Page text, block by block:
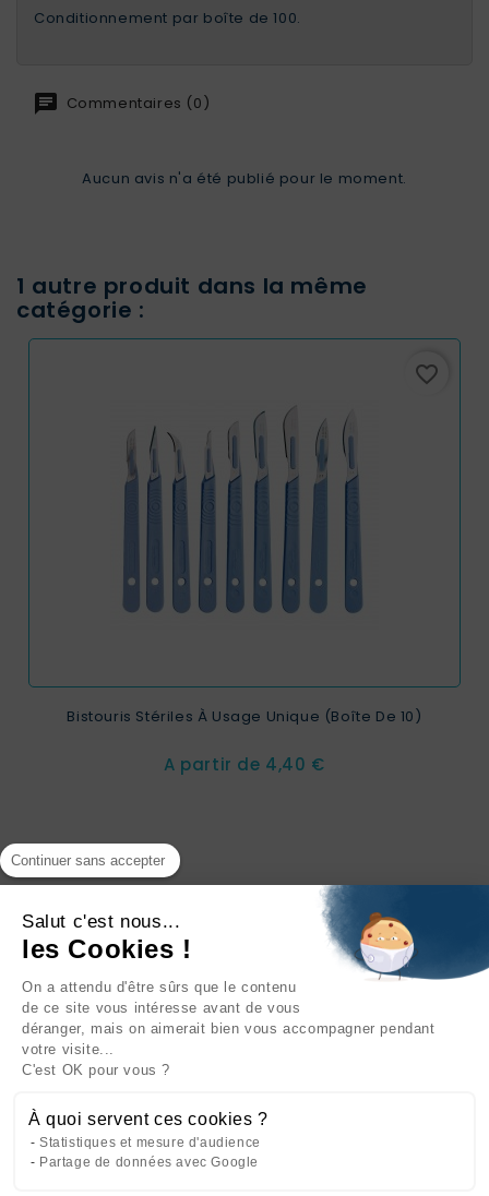
Conditionnement par boîte de 100.
Commentaires (0)
Aucun avis n'a été publié pour le moment.
1 autre produit dans la même
catégorie :
favorite_border
Bistouris Stériles À Usage Unique (boîte De 10)
A partir de Prix
4,40 €
INFORMATIONS
NOTRE SOCIÉTÉ
NOS PRODUITS
CATÉGORIES
Continuer sans accepter
Salut c'est nous...
les Cookies !
On a attendu d'être sûrs que le contenu
de ce site vous intéresse avant de vous
déranger, mais on aimerait bien vous accompagner pendant
votre visite...
C'est OK pour vous ?
À quoi servent ces cookies ?
Statistiques et mesure d'audience
Partage de données avec Google